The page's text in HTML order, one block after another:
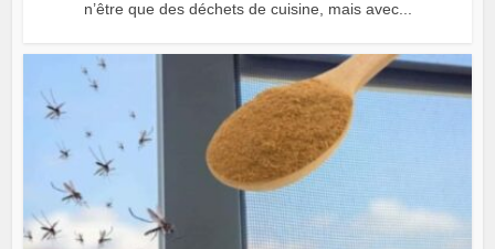
n’être que des déchets de cuisine, mais avec...